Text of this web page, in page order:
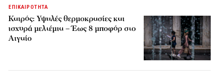
ΕΠΙΚΑΙΡΟΤΗΤΑ
Καιρός: Υψηλές θερμοκρασίες και
ισχυρά μελτέμια – Έως 8 μποφόρ στο
Αιγαίο